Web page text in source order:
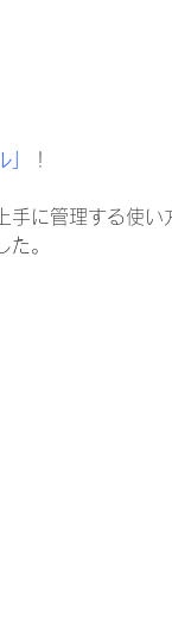
」 ！
に管理する使い
。